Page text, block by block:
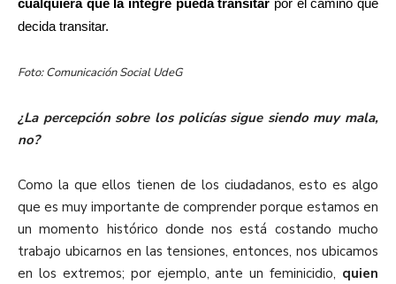
cualquiera que la integre pueda transitar por el camino que
decida transitar.
Foto: Comunicación Social UdeG
¿La percepción sobre los policías sigue siendo muy mala,
no?
Como la que ellos tienen de los ciudadanos, esto es algo
que es muy importante de comprender porque estamos en
un momento histórico donde nos está costando mucho
trabajo ubicarnos en las tensiones, entonces, nos ubicamos
en los extremos; por ejemplo, ante un feminicidio, quien